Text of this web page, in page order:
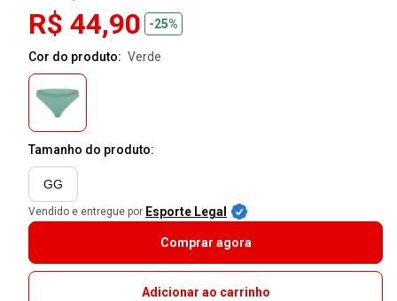
R$ 44,90 -25%
Cor do produto: verde
Tamanho do produto:
GG
Vendido e entregue por Esporte Legal
Comprar agora
Adicionar ao carrinho